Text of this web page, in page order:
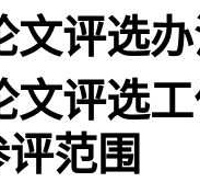
文评选
文评选
范围